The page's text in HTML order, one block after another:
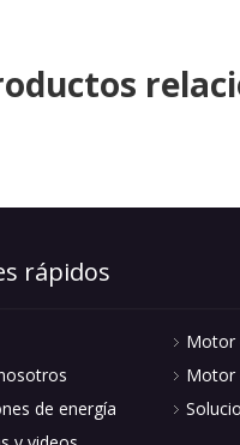
rápidos
de energía
Motor
Motor